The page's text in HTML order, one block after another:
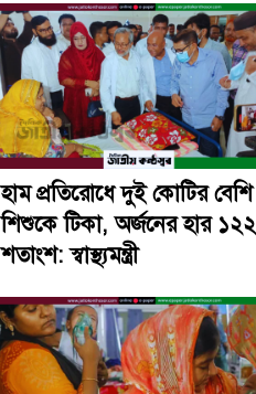
হাম প্রতিরোধে দুই কোটির বেশি
শিশুকে টিকা, অর্জনের হার ১২২
শতাংশ: স্বাস্থ্যমন্ত্রী